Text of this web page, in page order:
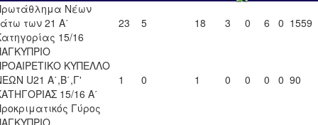
Νέων
των 21 Α΄
15/16
23 5 18 3 0 6 0 1559
ΚΥΠΕΛΛΟ
U21 Α΄,Β΄,Γ'
15/16 Α΄
Γύρος
1 0 1 0 0 0 0 90